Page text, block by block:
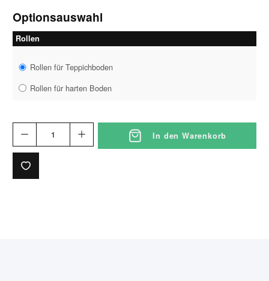
Optionsauswahl
Rollen
Rollen für Teppichboden
Rollen für harten Boden
In den Warenkorb